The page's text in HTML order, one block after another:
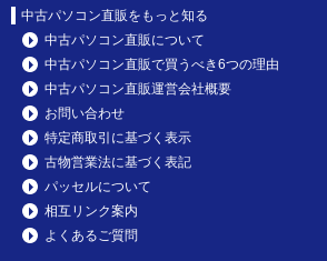
中古パソコン直販をもっと知る
中古パソコン直販について
中古パソコン直販で買うべき6つの理由
中古パソコン直販運営会社概要
お問い合わせ
特定商取引に基づく表示
古物営業法に基づく表記
パッセルについて
相互リンク案内
よくあるご質問